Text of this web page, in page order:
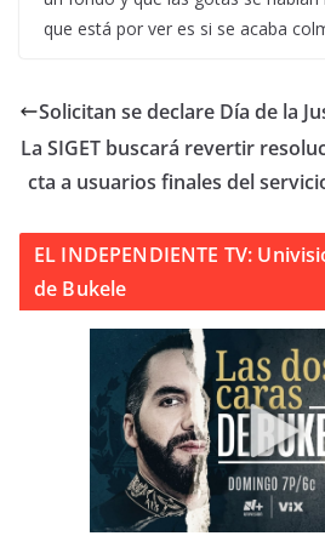
que está por ver es si se acaba
Solicitan se declare Día de la
La SIGET buscará revertir
cta a usuarios finales del
EL INDEPENDIENTE TV:
de Bukele